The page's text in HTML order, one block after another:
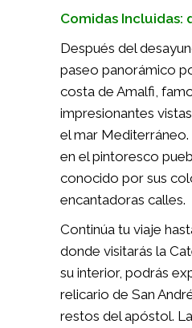
Comidas Incluidas:
Después del
paseo panorámico
costa de Amalfi,
impresionantes
el mar
en el pintoresco
conocido por sus
encantadoras calles.
Continúa tu viaje
donde visitarás la
su interior, podrás
relicario de San
restos del apóstol.